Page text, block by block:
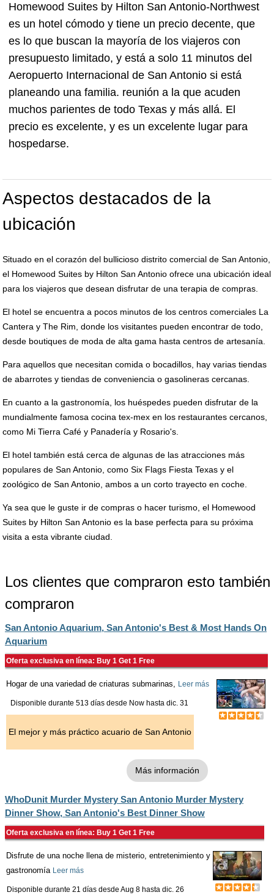
Homewood Suites by Hilton San Antonio-Northwest
es un hotel cómodo y tiene un precio decente, que
es lo que buscan la mayoría de los viajeros con
presupuesto limitado, y está a solo 11 minutos del
Aeropuerto Internacional de San Antonio si está
planeando una familia. reunión a la que acuden
muchos parientes de todo Texas y más allá. El
precio es excelente, y es un excelente lugar para
hospedarse.
Aspectos destacados de la
ubicación
Situado en el corazón del bullicioso distrito comercial de San Antonio,
el Homewood Suites by Hilton San Antonio ofrece una ubicación ideal
para los viajeros que desean disfrutar de una terapia de compras.
El hotel se encuentra a pocos minutos de los centros comerciales La
Cantera y The Rim, donde los visitantes pueden encontrar de todo,
desde boutiques de moda de alta gama hasta centros de artesanía.
Para aquellos que necesitan comida o bocadillos, hay varias tiendas
de abarrotes y tiendas de conveniencia o gasolineras cercanas.
En cuanto a la gastronomía, los huéspedes pueden disfrutar de la
mundialmente famosa cocina tex-mex en los restaurantes cercanos,
como Mi Tierra Café y Panadería y Rosario's.
El hotel también está cerca de algunas de las atracciones más
populares de San Antonio, como Six Flags Fiesta Texas y el
zoológico de San Antonio, ambos a un corto trayecto en coche.
Ya sea que le guste ir de compras o hacer turismo, el Homewood
Suites by Hilton San Antonio es la base perfecta para su próxima
visita a esta vibrante ciudad.
Los clientes que compraron esto también
compraron
San Antonio Aquarium, San Antonio's Best & Most Hands On
Aquarium
Oferta exclusiva en línea: Buy 1 Get 1 Free
Hogar de una variedad de criaturas submarinas, Leer más
Disponible durante 513 días desde Now hasta dic. 31
El mejor y más práctico acuario de San Antonio
Más información
WhoDunit Murder Mystery San Antonio Murder Mystery
Dinner Show, San Antonio's Best Dinner Show
Oferta exclusiva en línea: Buy 1 Get 1 Free
Disfrute de una noche llena de misterio, entretenimiento y
gastronomía Leer más
Disponible durante 21 días desde Aug 8 hasta dic. 26